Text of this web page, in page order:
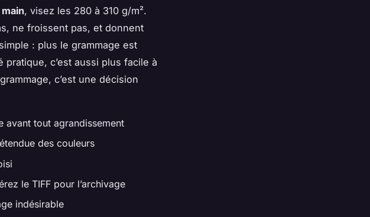
, visez les 280 à 310 g/m².
ne froissent pas, et donnent
: plus le grammage est
c’est aussi plus facile à
c’est une décision
avant tout agrandissement
des couleurs
le TIFF pour l’archivage
indésirable